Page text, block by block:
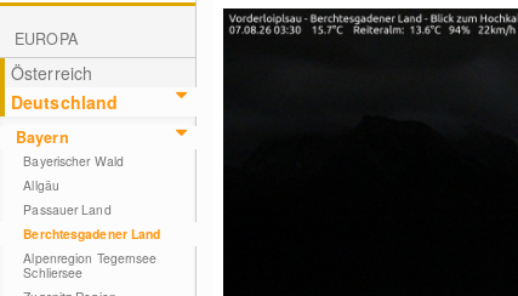
EUROPA
Österreich
Deutschland
Bayern
Bayerischer Wald
Allgäu
Passauer Land
Berchtesgadener Land
Alpenregion Tegernsee
Schliersee